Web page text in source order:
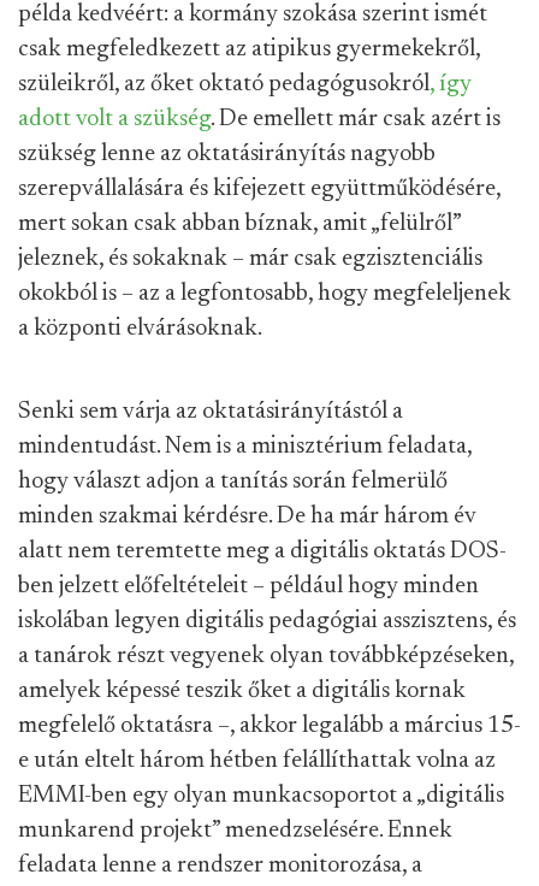
példa kedvéért: a kormány szokása szerint ismét
csak megfeledkezett az atipikus gyermekekről,
szüleikről, az őket oktató pedagógusokról, így
adott volt a szükség. De emellett már csak azért is
szükség lenne az oktatásirányítás nagyobb
szerepvállalására és kifejezett együttműködésére,
mert sokan csak abban bíznak, amit „felülről”
jeleznek, és sokaknak – már csak egzisztenciális
okokból is – az a legfontosabb, hogy megfeleljenek
a központi elvárásoknak.
Senki sem várja az oktatásirányítástól a
mindentudást. Nem is a minisztérium feladata,
hogy választ adjon a tanítás során felmerülő
minden szakmai kérdésre. De ha már három év
alatt nem teremtette meg a digitális oktatás DOS-
ben jelzett előfeltételeit – például hogy minden
iskolában legyen digitális pedagógiai asszisztens, és
a tanárok részt vegyenek olyan továbbképzéseken,
amelyek képessé teszik őket a digitális kornak
megfelelő oktatásra –, akkor legalább a március 15-
e után eltelt három hétben felállíthattak volna az
EMMI-ben egy olyan munkacsoportot a „digitális
munkarend projekt” menedzselésére. Ennek
feladata lenne a rendszer monitorozása, a